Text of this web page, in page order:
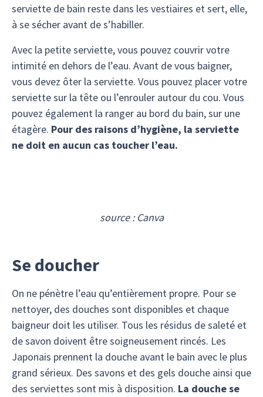
serviette de bain reste dans les vestiaires et sert, elle,
à se sécher avant de s’habiller.
Avec la petite serviette, vous pouvez couvrir votre
intimité en dehors de l’eau. Avant de vous baigner,
vous devez ôter la serviette. Vous pouvez placer votre
serviette sur la tête ou l’enrouler autour du cou. Vous
pouvez également la ranger au bord du bain, sur une
étagère. Pour des raisons d’hygiène, la serviette
ne doit en aucun cas toucher l’eau.
source : Canva
Se doucher
On ne pénètre l’eau qu’entièrement propre. Pour se
nettoyer, des douches sont disponibles et chaque
baigneur doit les utiliser. Tous les résidus de saleté et
de savon doivent être soigneusement rincés. Les
Japonais prennent la douche avant le bain avec le plus
grand sérieux. Des savons et des gels douche ainsi que
des serviettes sont mis à disposition. La douche se